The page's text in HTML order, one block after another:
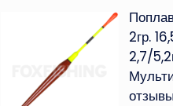
2гр.
2,7/